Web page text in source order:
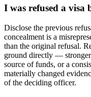
I was refused a visa
Disclose the previous
concealment is a
than the original refusal.
ground directly —
source of funds, or a
materially changed
of the deciding officer.